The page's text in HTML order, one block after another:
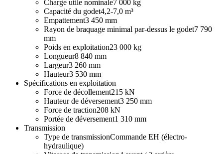
Charge utile nominale7 000 kg
Capacité du godet4,2-7,0 m³
Empattement3 450 mm
Rayon de braquage minimal par-dessus le godet7 790
mm
Poids en exploitation23 000 kg
Longueur8 840 mm
Largeur3 260 mm
Hauteur3 530 mm
Spécifications en exploitation
Force de décollement215 kN
Hauteur de déversement3 250 mm
Force de traction208 kN
Portée de déversement1 310 mm
Transmission
Type de transmissionCommande EH (électro-
hydraulique)